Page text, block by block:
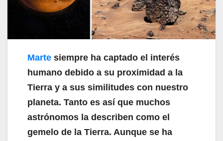
Marte siempre ha captado el interés
humano debido a su proximidad a la
Tierra y a sus similitudes con nuestro
planeta. Tanto es así que muchos
astrónomos la describen como el
gemelo de la Tierra. Aunque se ha